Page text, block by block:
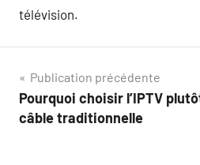
télévision.
Navigation
de
Publication précédente
Pourquoi choisir l’IPTV
câble traditionnelle